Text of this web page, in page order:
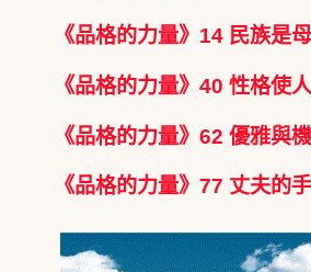
《品格的力量》14 民族是
《品格的力量》40 性格使
《品格的力量》62 優雅與
《品格的力量》77 丈夫的